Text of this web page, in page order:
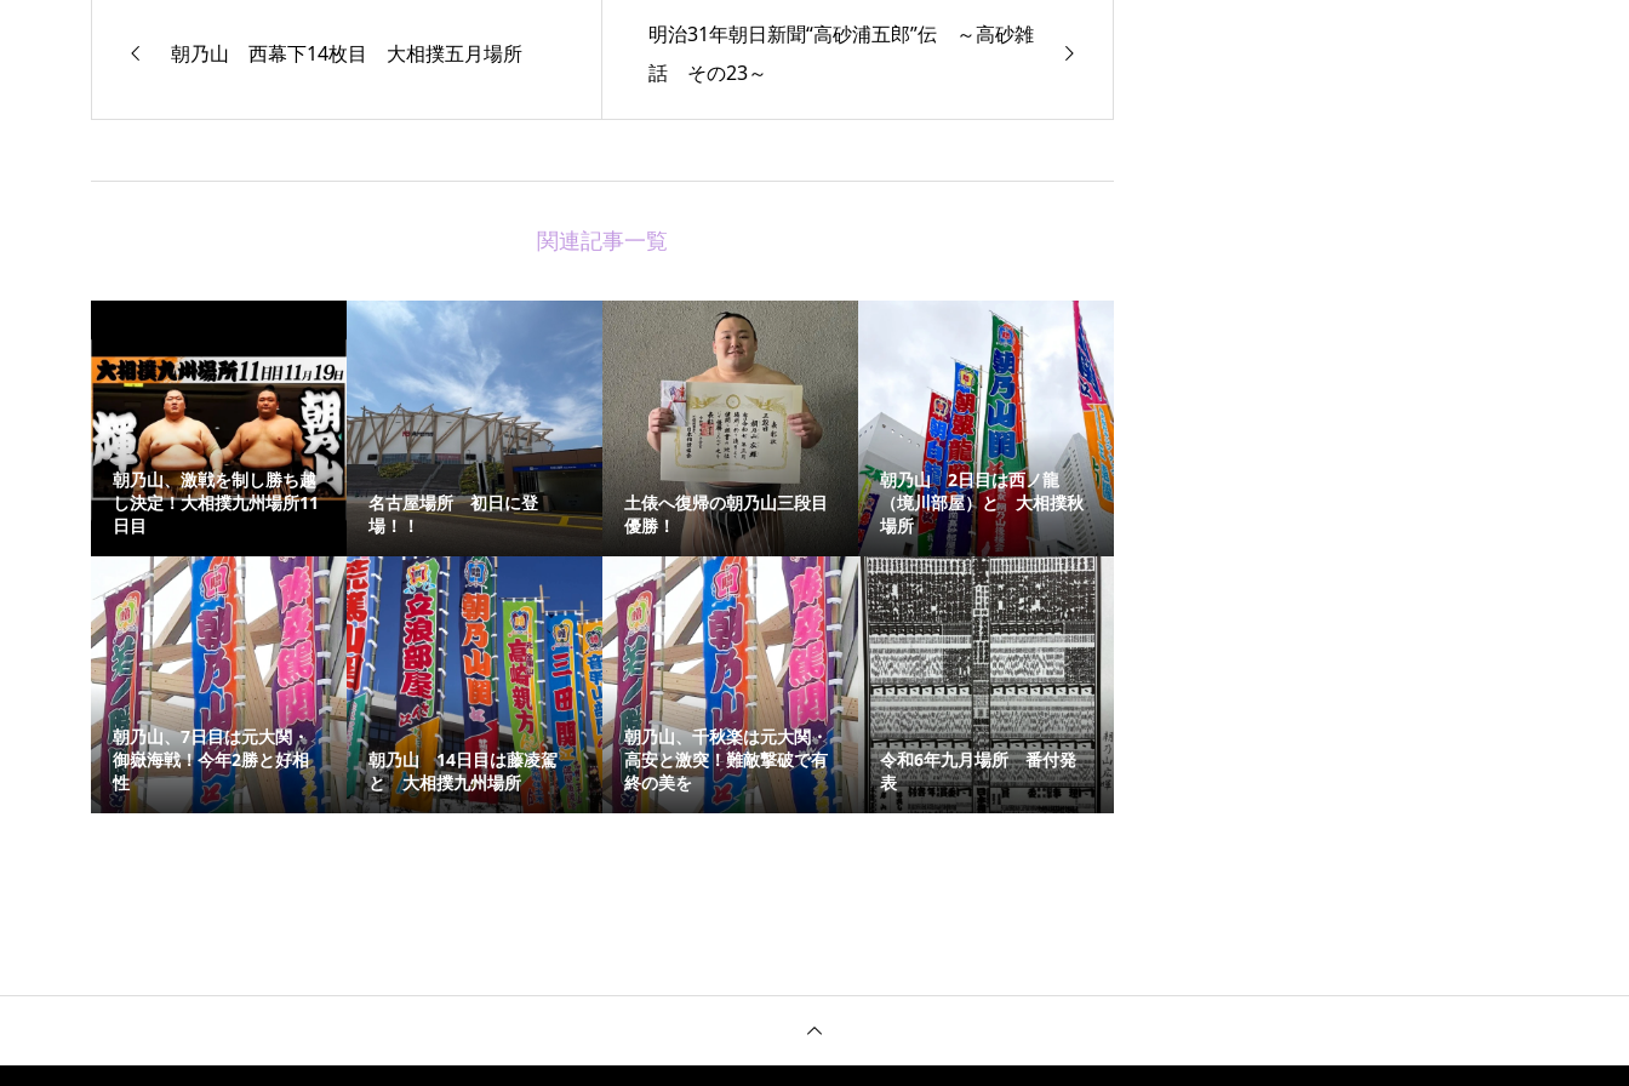
朝乃山 西幕下14枚目 大相撲五月場所
明治31年朝日新聞“高砂浦五郎”伝 ～高砂雑
話 その23～
関連記事一覧
朝乃山、激戦を制し勝ち越
し決定！大相撲九州場所11
日目
名古屋場所 初日に登
場！！
土俵へ復帰の朝乃山三段目
優勝！
朝乃山 2日目は西ノ龍
（境川部屋）と 大相撲秋
場所
朝乃山、7日目は元大関・
御嶽海戦！今年2勝と好相
性
朝乃山 14日目は藤凌駕
と 大相撲九州場所
朝乃山、千秋楽は元大関・
高安と激突！難敵撃破で有
終の美を
令和6年九月場所 番付発
表